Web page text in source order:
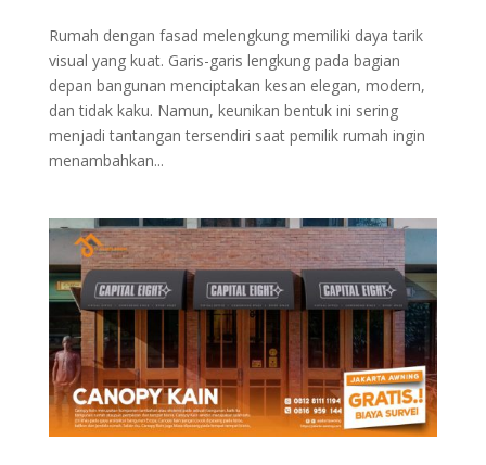
Rumah dengan fasad melengkung memiliki daya tarik
visual yang kuat. Garis-garis lengkung pada bagian
depan bangunan menciptakan kesan elegan, modern,
dan tidak kaku. Namun, keunikan bentuk ini sering
menjadi tantangan tersendiri saat pemilik rumah ingin
menambahkan...